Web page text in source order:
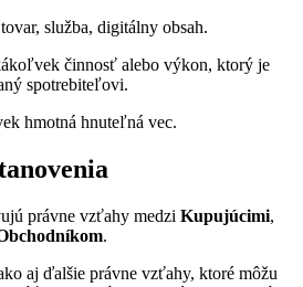
služba, digitálny obsah.
činnosť alebo výkon, ktorý je
spotrebiteľovi.
hmotná hnuteľná vec.
právne vzťahy medzi Kupujúcimi,
.
aj ďalšie právne vzťahy, ktoré môžu